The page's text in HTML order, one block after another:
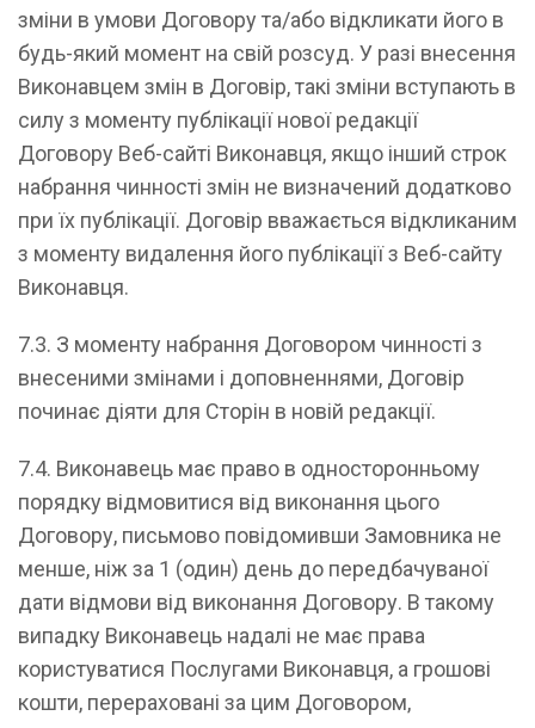
зміни в умови Договору та/або відкликати його в
будь-який момент на свій розсуд. У разі внесення
Виконавцем змін в Договір, такі зміни вступають в
силу з моменту публікації нової редакції
Договору Веб-сайті Виконавця, якщо інший строк
набрання чинності змін не визначений додатково
при їх публікації. Договір вважається відкликаним
з моменту видалення його публікації з Веб-сайту
Виконавця.
7.3. З моменту набрання Договором чинності з
внесеними змінами і доповненнями, Договір
починає діяти для Сторін в новій редакції.
7.4. Виконавець має право в односторонньому
порядку відмовитися від виконання цього
Договору, письмово повідомивши Замовника не
менше, ніж за 1 (один) день до передбачуваної
дати відмови від виконання Договору. В такому
випадку Виконавець надалі не має права
користуватися Послугами Виконавця, а грошові
кошти, перераховані за цим Договором,